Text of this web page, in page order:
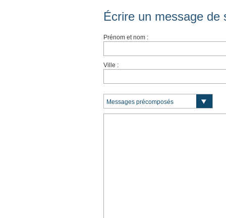
Écrire un message de
Prénom et nom :
Ville :